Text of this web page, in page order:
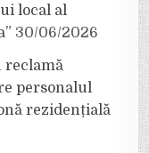
local al
30/06/2026
reclamă
personalul
rezidențială